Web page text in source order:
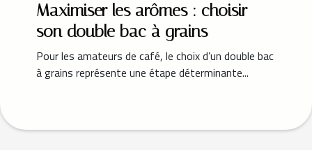
Maximiser les arômes : choisir
son double bac à grains
Pour les amateurs de café, le choix d’un double bac
à grains représente une étape déterminante...